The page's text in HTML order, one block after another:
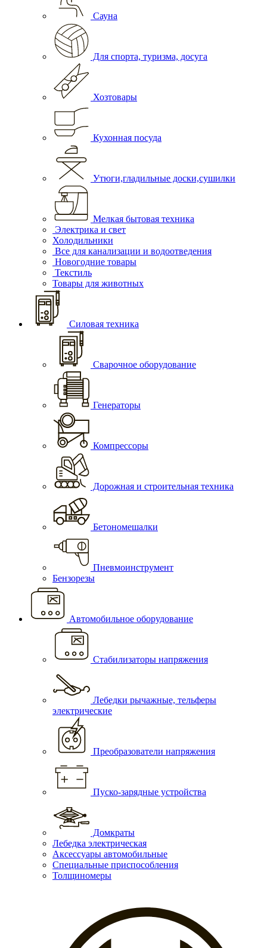
Сауна
Для спорта, туризма, досуга
Хозтовары
Кухонная посуда
Утюги,гладильные доски,сушилки
Мелкая бытовая техника
Электрика и свет
Холодильники
Все для канализации и водоотведения
Новогодние товары
Текстиль
Товары для животных
Силовая техника
Сварочное оборудование
Генераторы
Компрессоры
Дорожная и строительная техника
Бетономешалки
Пневмоинструмент
Бензорезы
Автомобильное оборудование
Стабилизаторы напряжения
Лебедки рычажные, тельферы
электрические
Преобразователи напряжения
Пуско-зарядные устройства
Домкраты
Лебедка электрическая
Аксессуары автомобильные
Специальные приспособления
Толщиномеры